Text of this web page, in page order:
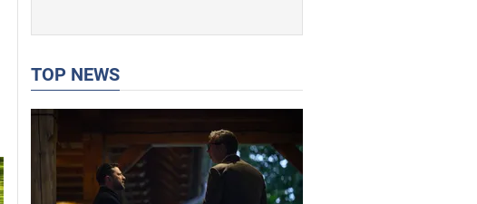
TOP NEWS